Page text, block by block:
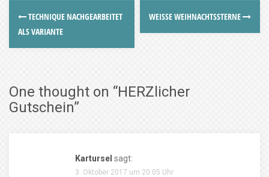
TECHNIQUE NACHGEARBEITET
ALS VARIANTE
WEISSE WEIHNACHTSSTERNE
One thought on “HERZlicher
Gutschein”
Kartursel sagt:
3. Oktober 2017 um 20:05 Uhr